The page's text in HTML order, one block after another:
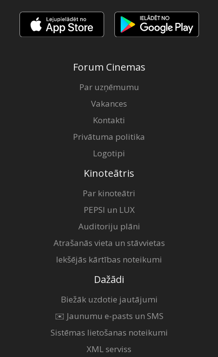
Kino
Klubs
Forum Cinemas
Par uzņēmumu
Vakances
Kontakti
Privātuma politika
Logotipi
Kinoteātris
Par kinoteātri
PEPSI un LUX
Auditoriju plāni
Atrašanās vieta un stāvvietas
Iekšējās kārtības noteikumi
Dažādi
Biežāk uzdotie jautājumi
✉️ Jaunumu e-pasts un SMS
Sistēmas lietošanas noteikumi
XML serviss